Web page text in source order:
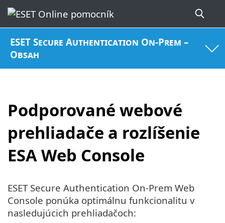
ESET Secure Authentication On-Prem –
Obsah
Podporované webové
prehliadače a rozlíšenie
ESA Web Console
ESET Secure Authentication On-Prem Web
Console ponúka optimálnu funkcionalitu v
nasledujúcich prehliadačoch: